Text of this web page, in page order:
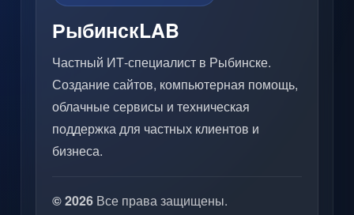
РыбинскLAB
Частный ИТ-специалист в Рыбинске.
Создание сайтов, компьютерная помощь,
облачные сервисы и техническая
поддержка для частных клиентов и
бизнеса.
© 2026 Все права защищены.